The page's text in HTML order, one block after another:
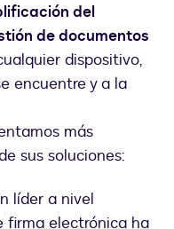
del
de documentos
dispositivo,
encuentre y a la
más
sus soluciones:
líder a nivel
firma electrónica ha